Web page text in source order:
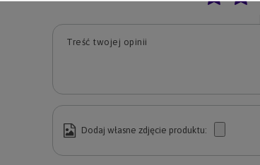
Treść twojej opinii
Dodaj własne zdjęcie produktu: